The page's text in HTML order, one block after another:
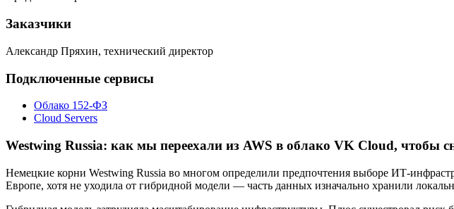
Заказчики
Александр Пряхин, технический директор
Подключенные сервисы
Облако 152-ФЗ
Cloud Servers
Westwing Russia: как мы переехали из AWS в облако VK Cloud, чтобы
Немецкие корни Westwing Russia во многом определили предпочтения выборе ИТ-
Европе, хотя не уходила от гибридной модели — часть данных изначально хранили